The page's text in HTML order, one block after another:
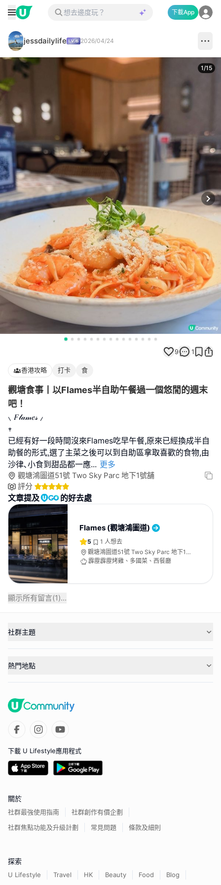
下載App
jessdailylife 2026/04/24
1/15
9 1
香港攻略 打卡 食
觀塘食事丨以Flames半自助午餐過一個悠閒的週末
吧！
⸜ 𝐹𝓁𝒶𝓂𝑒𝓈 ⸝
𖥧
已經有好一段時間沒來Flames吃早午餐,原來已經換成半自
助餐的形式,選了主菜之後可以到自助區拿取喜歡的食物,由
沙律､小食到甜品都一應... 更多
觀塘鴻圖道51號 Two Sky Parc 地下1號舖
評分
文章提及 的好去處
Flames (觀塘鴻圖道)
5 1 人想去
觀塘鴻圖道51號 Two Sky Parc 地下1
號舖
霹靂霹靂烤雞、多國菜、西餐廳
顯示所有留言(1)...
社群主題
熱門地點
下載 U Lifestyle應用程式
關於
社群最強使用指南
社群創作有價企劃
社群焦點功能及升級計劃
常見問題 條款及細則
探索
U Lifestyle Travel HK Beauty Food Blog